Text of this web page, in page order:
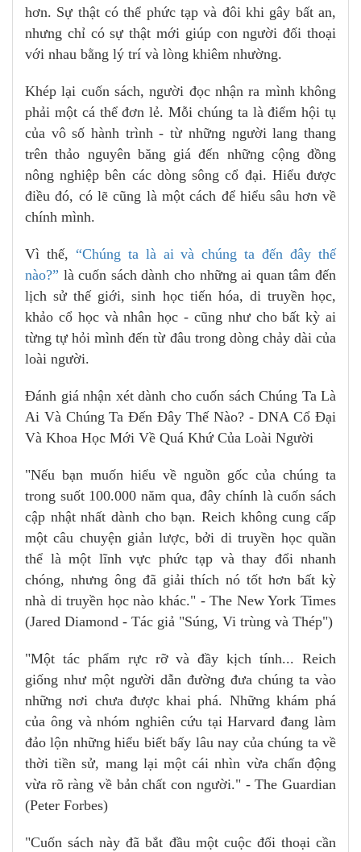
hơn. Sự thật có thể phức tạp và đôi khi gây bất an,
nhưng chỉ có sự thật mới giúp con người đối thoại
với nhau bằng lý trí và lòng khiêm nhường.
Khép lại cuốn sách, người đọc nhận ra mình không
phải một cá thể đơn lẻ. Mỗi chúng ta là điểm hội tụ
của vô số hành trình - từ những người lang thang
trên thảo nguyên băng giá đến những cộng đồng
nông nghiệp bên các dòng sông cổ đại. Hiểu được
điều đó, có lẽ cũng là một cách để hiểu sâu hơn về
chính mình.
Vì thế, “Chúng ta là ai và chúng ta đến đây thế
nào?” là cuốn sách dành cho những ai quan tâm đến
lịch sử thế giới, sinh học tiến hóa, di truyền học,
khảo cổ học và nhân học - cũng như cho bất kỳ ai
từng tự hỏi mình đến từ đâu trong dòng chảy dài của
loài người.
Đánh giá nhận xét dành cho cuốn sách Chúng Ta Là
Ai Và Chúng Ta Đến Đây Thế Nào? - DNA Cổ Đại
Và Khoa Học Mới Về Quá Khứ Của Loài Người
"Nếu bạn muốn hiểu về nguồn gốc của chúng ta
trong suốt 100.000 năm qua, đây chính là cuốn sách
cập nhật nhất dành cho bạn. Reich không cung cấp
một câu chuyện giản lược, bởi di truyền học quần
thể là một lĩnh vực phức tạp và thay đổi nhanh
chóng, nhưng ông đã giải thích nó tốt hơn bất kỳ
nhà di truyền học nào khác." - The New York Times
(Jared Diamond - Tác giả "Súng, Vi trùng và Thép")
"Một tác phẩm rực rỡ và đầy kịch tính... Reich
giống như một người dẫn đường đưa chúng ta vào
những nơi chưa được khai phá. Những khám phá
của ông và nhóm nghiên cứu tại Harvard đang làm
đảo lộn những hiểu biết bấy lâu nay của chúng ta về
thời tiền sử, mang lại một cái nhìn vừa chấn động
vừa rõ ràng về bản chất con người." - The Guardian
(Peter Forbes)
"Cuốn sách này đã bắt đầu một cuộc đối thoại cần